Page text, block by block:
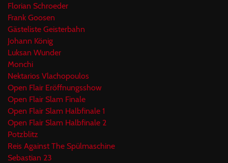
Florian Schroeder
Frank Goosen
Gästeliste Geisterbahn
Johann König
Luksan Wunder
Monchi
Nektarios Vlachopoulos
Open Flair Eröffnungsshow
Open Flair Slam Finale
Open Flair Slam Halbfinale 1
Open Flair Slam Halbfinale 2
Potzblitz
Reis Against The Spülmaschine
Sebastian 23